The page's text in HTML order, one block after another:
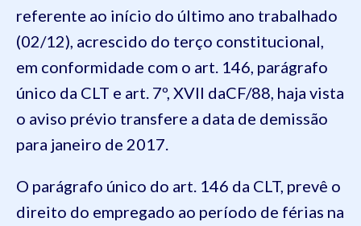
referente ao início do último ano trabalhado
(02/12), acrescido do terço constitucional,
em conformidade com o art. 146, parágrafo
único da CLT e art. 7º, XVII daCF/88, haja vista
o aviso prévio transfere a data de demissão
para janeiro de 2017.
O parágrafo único do art. 146 da CLT, prevê o
direito do empregado ao período de férias na